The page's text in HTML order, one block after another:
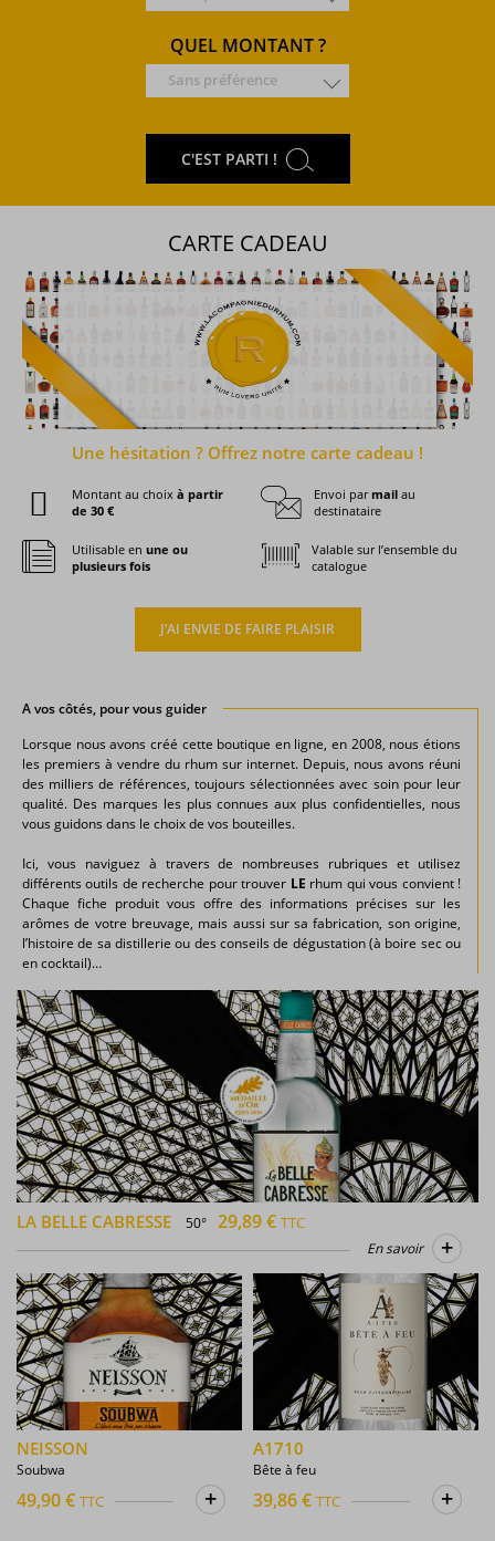
QUEL MONTANT ?
Sans préférence
C'EST PARTI !
CARTE CADEAU
Une hésitation ? Offrez notre carte cadeau !
Montant au choix à partir
de 30 €
Envoi parmail au
destinataire
Utilisable en une ou
plusieurs fois
Valable sur l’ensemble du
catalogue
J’AI ENVIE DE FAIRE PLAISIR
A vos côtés, pour vous guider
Lorsque nous avons créé cette boutique en ligne, en 2008, nous étions
les premiers à vendre du rhum sur internet. Depuis, nous avons réuni
des milliers de références, toujours sélectionnées avec soin pour leur
qualité. Des marques les plus connues aux plus confidentielles, nous
vous guidons dans le choix de vos bouteilles.
Ici, vous naviguez à travers de nombreuses rubriques et utilisez
différents outils de recherche pour trouver LE rhum qui vous convient !
Chaque fiche produit vous offre des informations précises sur les
arômes de votre breuvage, mais aussi sur sa fabrication, son origine,
l’histoire de sa distillerie ou des conseils de dégustation (à boire sec ou
en cocktail)…
En savoir +
LA BELLE CABRESSE 50° 29,89 € TTC
+
NEISSON
Soubwa
49,90 € TTC +
A1710
Bête à feu
39,86 € TTC